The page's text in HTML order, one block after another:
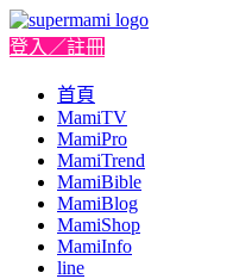
登入／註冊
首頁
MamiTV
MamiPro
MamiTrend
MamiBible
MamiBlog
MamiShop
MamiInfo
line